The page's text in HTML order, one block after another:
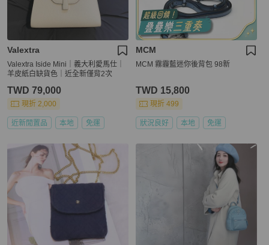
Valextra
Valextra Iside Mini｜義大利愛馬仕｜
羊皮紙白缺貨色｜近全新僅背2次
TWD 79,000
現折 2,000
近新閒置品 本地 免運
MCM
MCM 霧霾藍迷你後背包 98新
TWD 15,800
現折 499
狀況良好 本地 免運